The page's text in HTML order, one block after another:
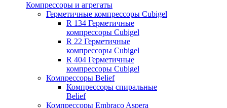
Компрессоры и агрегаты
Герметичные компрессоры Cubigel
R 134 Герметичные
компрессоры Cubigel
R 22 Герметичные
компрессоры Cubigel
R 404 Герметичные
компрессоры Cubigel
Компрессоры Belief
Компрессоры спиральные
Belief
Компрессоры Embraco Aspera